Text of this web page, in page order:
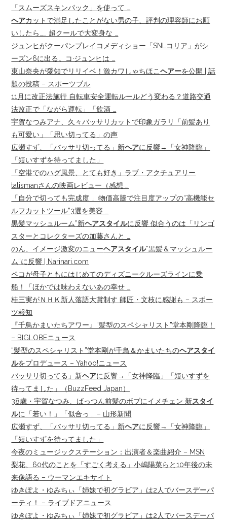
「スムーズスキンパック」を使って …
ヘアカットで満足したことがない男の子、評判の理容師にお願
いしたら…… 超クールで大変身な …
ジュンヒがクーパンプレイコメディショー「SNLコリア」がシ
ーズン6に出る。コ·ジュンヒは …
東山奈央が愛知でリリイベ！激カワしゃちほこヘアーを公開 | 話
題の投稿 – スポーツブル
11月に改正法施行 自転車安全運転ルールどう変わる？道路交通
法改正で「ながら運転」「飲酒 …
宇賀なつみアナ、久々バッサリカットで印象ガラリ「前髪あり
も可愛い」「思い切ってる」の声
広瀬すず、「バッサリ切ってる」新ヘアに反響→「女神降臨」
「短いすずを待ってました」
「空港でのハグ風景、とても好き」ラブ・アクチュアリー
talismanさんの映画レビュー（感想 …
「自分で切っても完成度 」物価高騰で注目度アップの“高機能セ
ルフカットツール”3選を美容 …
黒髪マッシュルーム”新ヘアスタイルに反響 似合うのは「リンゴ
スターとコレクターズの加藤さんと …
のん、イメージ激変のニューヘアスタイル“黒髪＆マッシュルー
ム”に反響 | Narinari.com
ペコが母子ともにはじめてのディズニークルーズラインに乗
船！「ほかでは味わえないあの幸せ …
桂三実がＮＨＫ新人落語大賞制す 師匠・文枝に感謝も – スポー
ツ報知
『千鳥かまいたちアワー』“髪型のスペシャリスト”堂本剛降臨！
– BIGLOBEニュース
“髪型のスペシャリスト”堂本剛が千鳥＆かまいたちのヘアスタイ
ルをプロデュース – Yahoo!ニュース
バッサリ切ってる」新ヘアに反響→「女神降臨」「短いすずを
待ってました」（BuzzFeed Japan）
38歳・宇賀なつみ、ばっつん前髪のボブにイメチェン 新スタイ
ルに「若い！」「似合っ … – 山形新聞
広瀬すず、「バッサリ切ってる」新ヘアに反響→「女神降臨」
「短いすずを待ってました」
今夜のミュージックステーション：出演者＆楽曲紹介 – MSN
梨花、60代のことを「すごく考える」小嶋陽菜らと10年後の未
来像語る – ウーマンエキサイト
ゆきぽよ・ゆみちぃ「姉妹で初グラビア」は2人でバースデーパ
ーティ！ – ライブドアニュース
ゆきぽよ・ゆみちぃ「姉妹で初グラビア」は2人でバースデーパ